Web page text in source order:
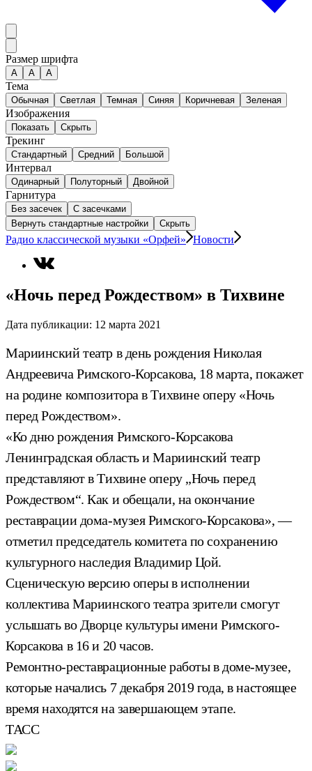
Размер шрифта
А A A
Тема
Обычная Светлая Темная Синяя Коричневая Зеленая
Изображения
Показать Скрыть
Трекинг
Стандартный Средний Большой
Интервал
Одинарный Полуторный Двойной
Гарнитура
Без засечек
С засечками
Вернуть стандартные настройки
Скрыть
Радио классической музыки «Орфей» Новости
«Ночь перед Рождеством» в Тихвине
Дата публикации: 12 марта 2021
Мариинский театр в день рождения Николая
Андреевича Римского-Корсакова, 18 марта, покажет
на родине композитора в Тихвине оперу «Ночь
перед Рождеством».
«Ко дню рождения Римского-Корсакова
Ленинградская область и Мариинский театр
представляют в Тихвине оперу „Ночь перед
Рождеством“. Как и обещали, на окончание
реставрации дома-музея Римского-Корсакова», —
отметил председатель комитета по сохранению
культурного наследия Владимир Цой.
Сценическую версию оперы в исполнении
коллектива Мариинского театра зрители смогут
услышать во Дворце культуры имени Римского-
Корсакова в 16 и 20 часов.
Ремонтно-реставрационные работы в доме-музее,
которые начались 7 декабря 2019 года, в настоящее
время находятся на завершающем этапе.
ТАСС